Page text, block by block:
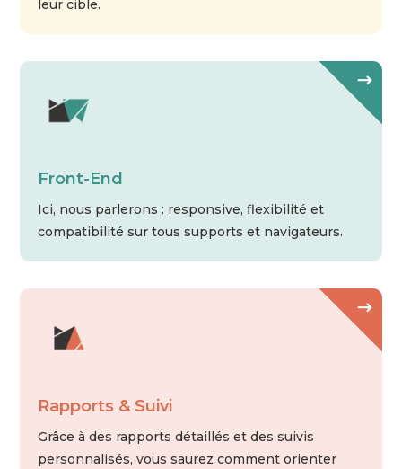
leur cible.
Front-End
Ici, nous parlerons : responsive, flexibilité et
compatibilité sur tous supports et navigateurs.
Rapports & Suivi
Grâce à des rapports détaillés et des suivis
personnalisés, vous saurez comment orienter